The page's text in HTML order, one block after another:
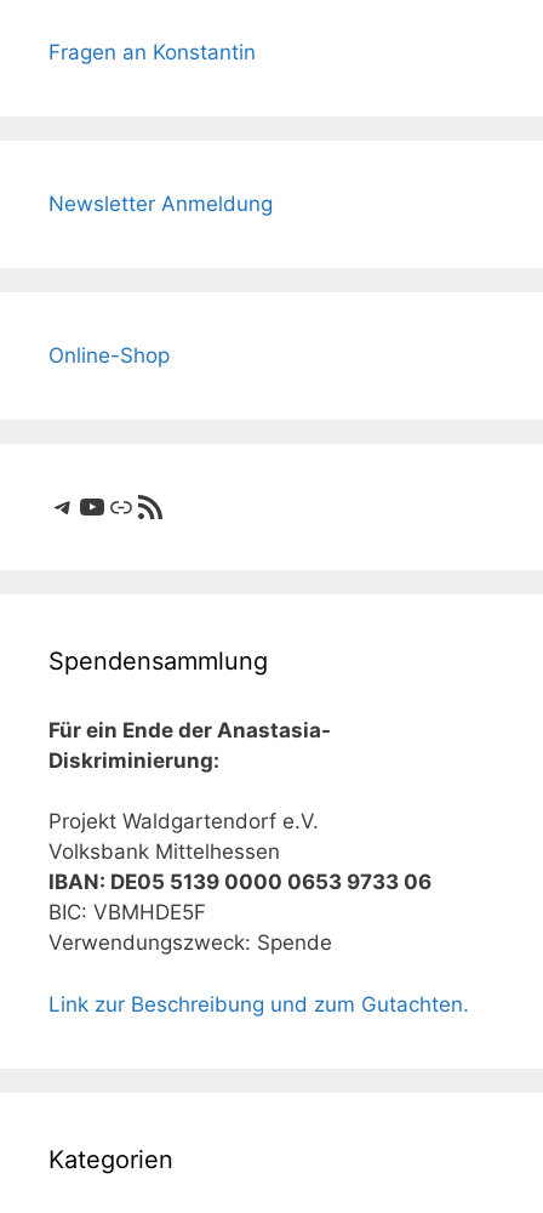
Fragen an Konstantin
Newsletter Anmeldung
Online-Shop
Telegram
YouTube
LinkRSS-Feed
Spendensammlung
Für ein Ende der Anastasia-
Diskriminierung:
Projekt Waldgartendorf e.V.
Volksbank Mittelhessen
IBAN: DE05 5139 0000 0653 9733 06
BIC: VBMHDE5F
Verwendungszweck: Spende
Link zur Beschreibung und zum Gutachten.
Kategorien